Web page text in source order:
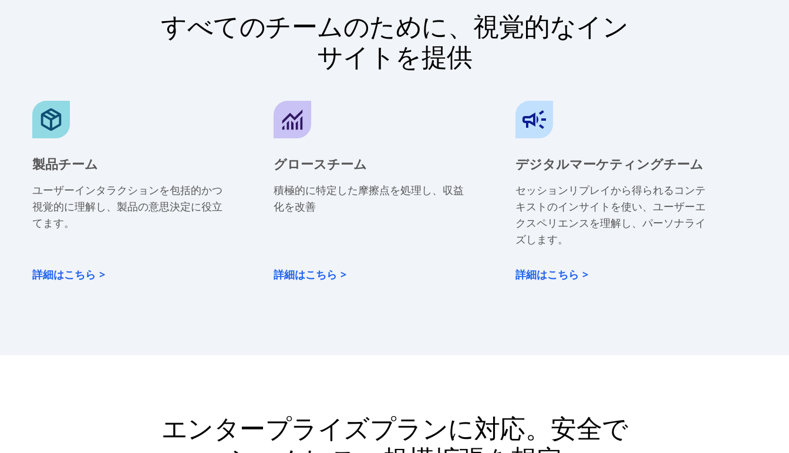
すべてのチームのために、視覚的なイン
サイトを提供
製品チーム
ユーザーインタラクションを包括的かつ
視覚的に理解し、製品の意思決定に役立
てます。
詳細はこちら
グロースチーム
積極的に特定した摩擦点を処理し、収益
化を改善
詳細はこちら
デジタルマーケティングチーム
セッションリプレイから得られるコンテ
キストのインサイトを使い、ユーザーエ
クスペリエンスを理解し、パーソナライ
ズします。
詳細はこちら
エンタープライズプランに対応。安全で